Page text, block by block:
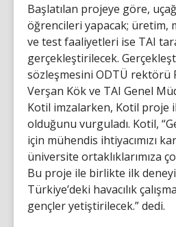
Başlatılan projeye göre,
öğrencileri yapacak; üretim,
ve test faaliyetleri ise TAI
gerçekleştirilecek.
sözleşmesini ODTÜ rektörü
Verşan Kök ve TAI Genel
Kotil imzalarken, Kotil proje
olduğunu vurguladı. Kotil,
için mühendis ihtiyacımızı
üniversite ortaklıklarımıza
Bu proje ile birlikte ilk
Türkiye’deki havacılık
gençler yetiştirilecek.” dedi.